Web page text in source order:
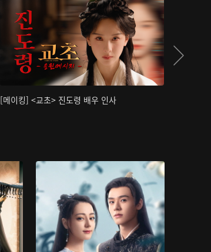
[메이킹] <교초> 진도령 배우 인사